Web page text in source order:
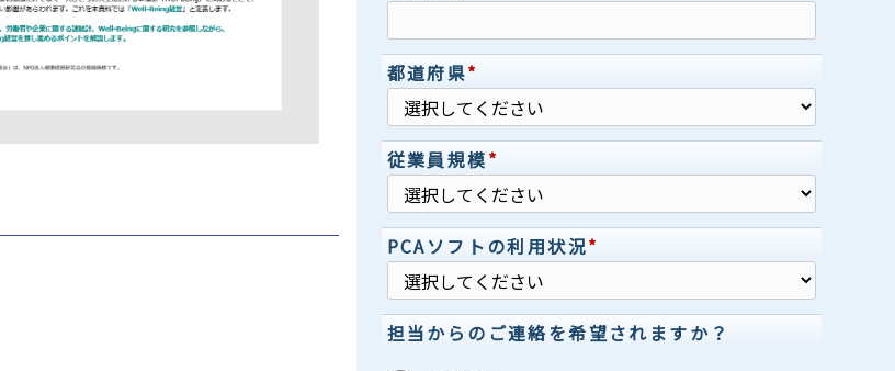
都道府県*
従業員規模*
PCAソフトの利用状況*
担当からのご連絡を希望されますか？